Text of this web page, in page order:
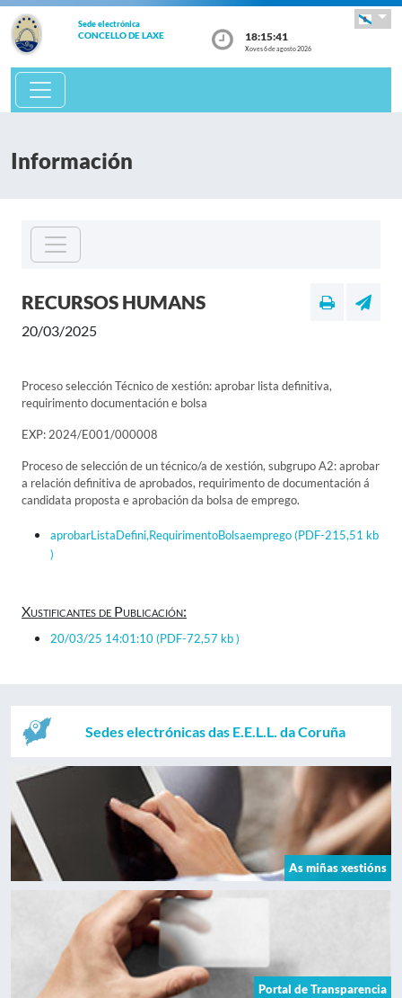
Sede electrónica
CONCELLO DE LAXE 18:15:41
Xoves 6 de agosto 2026
Información
RECURSOS HUMANS
20/03/2025
Proceso selección Técnico de xestión: aprobar lista definitiva,
requirimento documentación e bolsa
EXP: 2024/E001/000008
Proceso de selección de un técnico/a de xestión, subgrupo A2: aprobar
a relación definitiva de aprobados, requirimento de documentación á
candidata proposta e aprobación da bolsa de emprego.
aprobarListaDefini,RequirimentoBolsaemprego(PDF-215,51 kb
)
Xustificantes de Publicación:
20/03/25 14:01:10(PDF-72,57 kb )
Sedes electrónicas das E.E.L.L. da Coruña
As miñas xestións
Portal de Transparencia